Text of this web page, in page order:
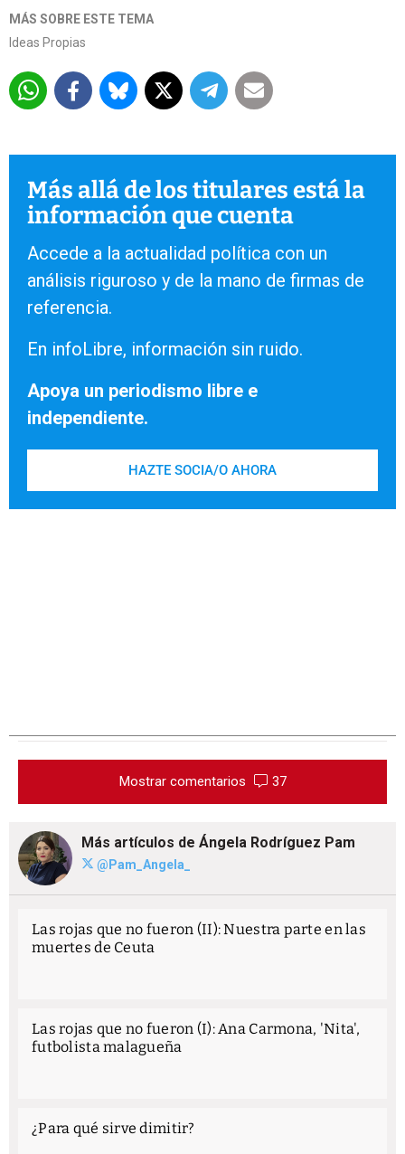
MÁS SOBRE ESTE TEMA
Ideas Propias
Más allá de los titulares está la
información que cuenta
Accede a la actualidad política con un
análisis riguroso y de la mano de firmas de
referencia.
En infoLibre, información sin ruido.
Apoya un periodismo libre e
independiente.
HAZTE SOCIA/O AHORA
Mostrar comentarios 37
Más artículos de Ángela Rodríguez Pam
@Pam_Angela_
Las rojas que no fueron (II): Nuestra parte en las
muertes de Ceuta
Las rojas que no fueron (I): Ana Carmona, 'Nita',
futbolista malagueña
¿Para qué sirve dimitir?